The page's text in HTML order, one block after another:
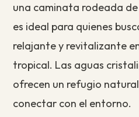
una caminata rodeada
es ideal para quienes
relajante y revitalizante
tropical. Las aguas
ofrecen un refugio
conectar con el entorno.